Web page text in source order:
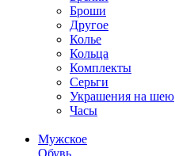
Броши
Другое
Колье
Кольца
Комплекты
Серьги
Украшения на шею
Часы
Мужское
Обувь